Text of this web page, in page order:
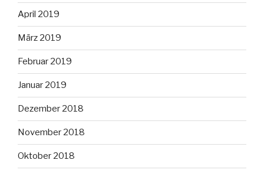
April 2019
März 2019
Februar 2019
Januar 2019
Dezember 2018
November 2018
Oktober 2018